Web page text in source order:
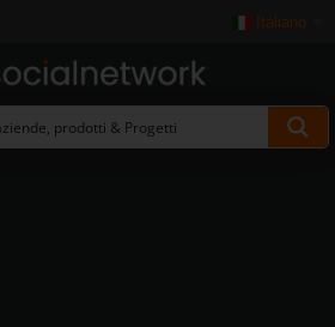
Italiano